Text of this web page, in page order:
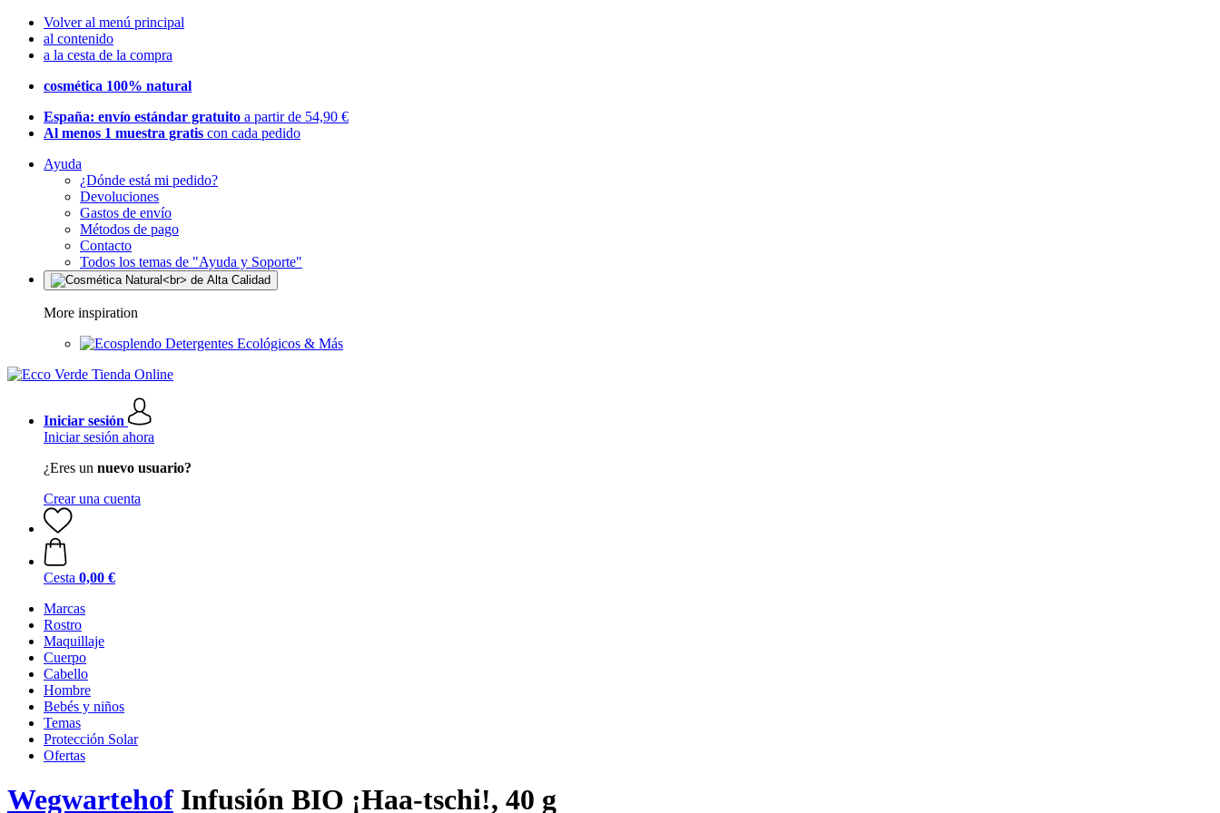
Volver al menú principal
al contenido
a la cesta de la compra
cosmética 100% natural
España: envío estándar gratuito a partir de 54,90 €
Al menos 1 muestra gratis con cada pedido
Ayuda
¿Dónde está mi pedido?
Devoluciones
Gastos de envío
Métodos de pago
Contacto
Todos los temas de "Ayuda y Soporte"
More inspiration
Detergentes Ecológicos & Más
Iniciar sesión
Iniciar sesión ahora
¿Eres un nuevo usuario?
Crear una cuenta
Cesta 0,00 €
Marcas
Rostro
Maquillaje
Cuerpo
Cabello
Hombre
Bebés y niños
Temas
Protección Solar
Ofertas
Wegwartehof Infusión BIO ¡Haa-tschi!, 40 g